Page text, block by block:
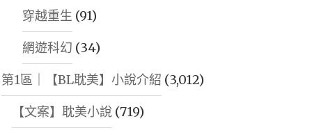
穿越重生 (91)
網遊科幻 (34)
第1區｜【BL耽美】小說介紹 (3,012)
【文案】耽美小說(719)